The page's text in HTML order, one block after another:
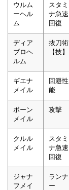
ウルム
ーヘル
ム
スタミ
ナ急速
回復
ディア
ブロヘ
ルム
抜刀術
【技】
ギエナ
メイル
回避性
能
ボーン
メイル
攻撃
クルル
メイル
スタミ
ナ急速
回復
ジャナ
フメイ
ランナ
ー